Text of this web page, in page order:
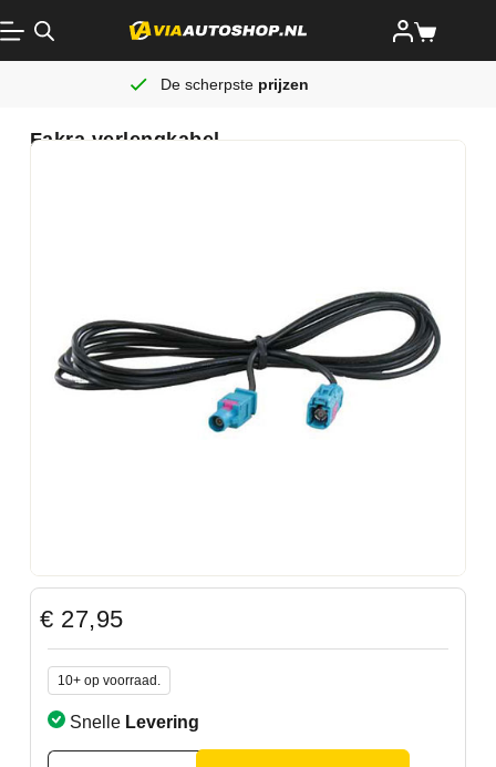
De scherpste prijzen
Fakra verlengkabel
€ 27,95
10+ op voorraad.
Snelle Levering